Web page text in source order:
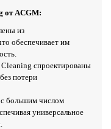
от ACGM:
из
обеспечивает им
спроектированы
потери
большим числом
универсальное